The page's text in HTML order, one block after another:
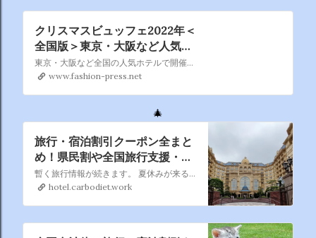
クリスマスビュッフェ2022年＜
全国版＞東京・大阪など人気ホ
テルのスイーツ食べ放題
東京・大阪など全国の人気ホテルで開催される「クリスマスビュッフェ2022年」を特集。サンタクロースやクリスマスツリーなどをモチーフにしたデザートビュッフェから、遊び心をきかせたユニークな冬スイーツの食...
www.fashion-press.net
🎄
旅行・宿泊割引クーポン全まと
め！県民割や全国旅行支援・自
治体クーポン情報を随時更新
暫く旅行情報が続きます。 夏休みが来る前にお得にいろんなところを旅してホテルに宿泊したいですね。
hotel.carbodiet.work